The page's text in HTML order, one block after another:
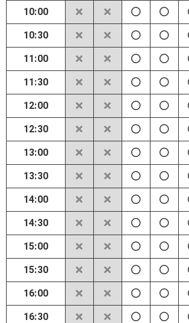
10:00
10:30
11:00
11:30
12:00
12:30
13:00
13:30
14:00
14:30
15:00
15:30
16:00
16:30